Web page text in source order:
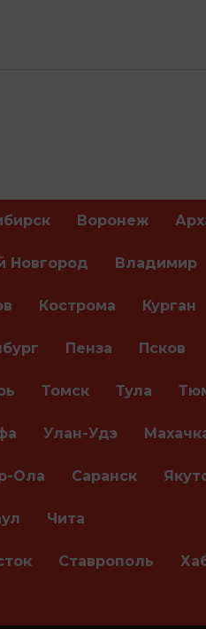
Воронеж
Новгород Владимир
Кострома Курган
Пенза Псков
Томск Тула
Улан-Удэ
Ола Саранск
Чита
Ставрополь